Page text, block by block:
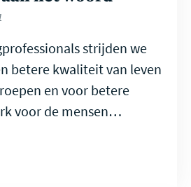
strijden we
betere kwaliteit van leven
en voor betere
voor de mensen…